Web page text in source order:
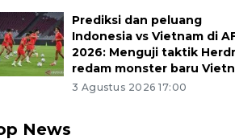
Prediksi dan peluang
Indonesia vs Vietnam di
2026: Menguji taktik
redam monster baru
3 Agustus 2026 17:00
News